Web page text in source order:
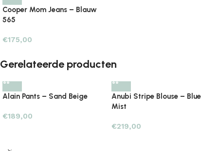
Cooper Mom Jeans – Blauw
565
€175,00
Gerelateerde producten
Alain Pants – Sand Beige
€189,00
Anubi Stripe Blouse – Blue
Mist
€219,00